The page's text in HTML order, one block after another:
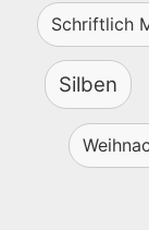
Schriftlich
Silben